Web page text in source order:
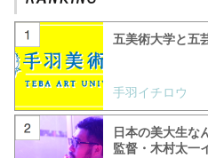
五美術大学と五
手羽イチロウ
日本の美大生な
監督・木村太一